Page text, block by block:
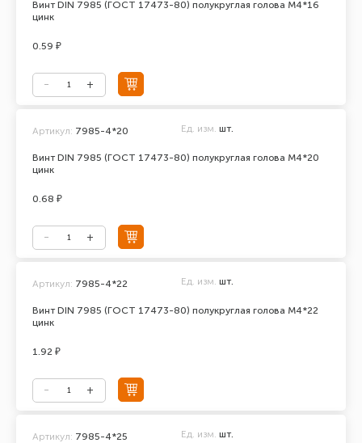
Винт DIN 7985 (ГОСТ 17473-80) полукруглая голова М4*16
цинк
0.59 ₽
Винт DIN 7985 (ГОСТ 17473-80) полукруглая голова М4*20
цинк
Артикул: 7985-4*20 Ед. изм. шт.
0.68 ₽
Винт DIN 7985 (ГОСТ 17473-80) полукруглая голова М4*22
цинк
Артикул: 7985-4*22 Ед. изм. шт.
1.92 ₽
Артикул: 7985-4*25 Ед. изм. шт.